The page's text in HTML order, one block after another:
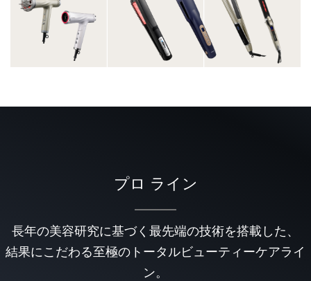
プロ ライン
長年の美容研究に基づく最先端の技術を搭載した、
結果にこだわる至極のトータルビューティーケアライ
ン。